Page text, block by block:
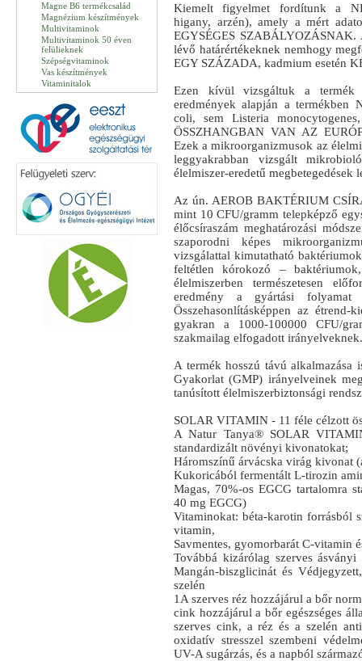
Magne B6 termékcsalád
Magnézium készítmények
Multivitaminok
Multivitaminok 50 éven
felülieknek
Szépségvitaminok
Vas készítmények
Vitaminitalok
Kiemelt figyelmet fordítunk a
higany, arzén), amely a mért
EGYSÉGES SZABÁLYOZÁSNAK.
lévő határértékeknek nemhogy
EGY SZÁZADA, kadmium esetén
Ezen kívül vizsgáltuk a termék
eredmények alapján a termékben
coli, sem Listeria
ÖSSZHANGBAN VAN AZ
Ezek a mikroorganizmusok az
leggyakrabban vizsgált
élelmiszer-eredetű
Az ún. AEROB BAKTÉRIUM
mint 10 CFU/gramm telepképző
élőcsíraszám meghatározási
szaporodni képes
vizsgálattal kimutatható
feltétlen kórokozó –
élelmiszerben természetesen
eredmény a gyártási
Összehasonlításképpen az étrend-
gyakran a 1000-100000 CFU/
szakmailag elfogadott irányelveknek.
A termék hosszú távú alkalmazása
Gyakorlat (GMP) irányelveinek
tanúsított élelmiszerbiztonsági
SOLAR VITAMIN - 11 féle célzott
A Natur Tanya® SOLAR
standardizált növényi kivonatokat;
Háromszínű árvácska virág kivonat
Kukoricából fermentált L-tirozin
Magas, 70%-os EGCG tartalomra
40 mg EGCG)
Vitaminokat: béta-karotin forrásból
vitamin,
Savmentes, gyomorbarát C-vitamin
Továbbá kizárólag szerves
Mangán-biszglicinát és
szelén
1A szerves réz hozzájárul a bőr
cink hozzájárul a bőr egészséges
szerves cink, a réz és a szelén
oxidatív stresszel szembeni
UV-A sugárzás, és a napból